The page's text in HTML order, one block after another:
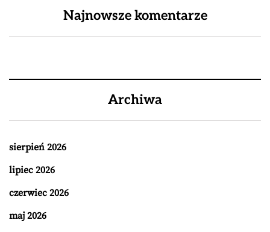
Najnowsze komentarze
Archiwa
sierpień 2026
lipiec 2026
czerwiec 2026
maj 2026